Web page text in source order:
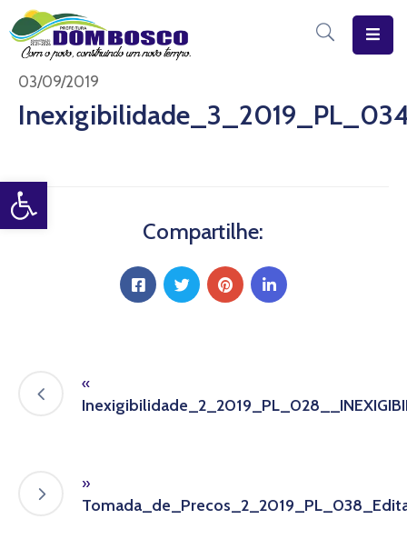
Open toolbar
Início
O
Estrutura
Diário
03/09/2019
Compartilhe:
«
»